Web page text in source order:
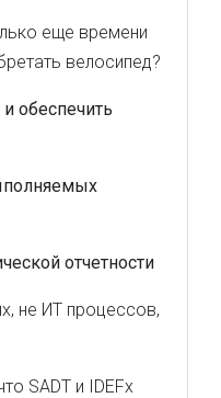
еще времени
велосипед?
обеспечить
отчетности
не ИТ процессов,
SADT и IDEFx